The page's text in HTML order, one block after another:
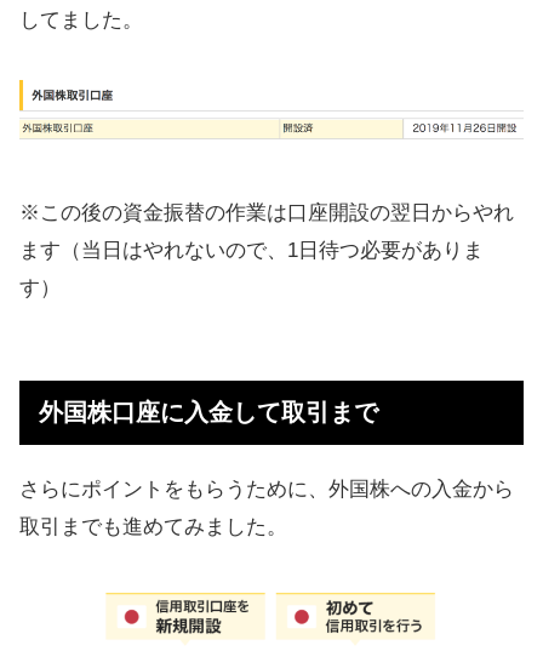
してました。
※この後の資金振替の作業は口座開設の翌日からやれ
ます（当日はやれないので、1日待つ必要がありま
す）
外国株口座に入金して取引まで
さらにポイントをもらうために、外国株への入金から
取引までも進めてみました。